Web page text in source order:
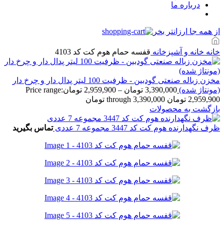
درباره ما
از همه جا ارزانتر بخر
خانه خانه و آشپزخانه قفسه حمام هوم کت کد 4103
مخزن زباله صنعتی گودبین - ظرفیت 100 لیتر پدال دار و چرخ دار
(مونتاژ شده) 3,390,000 تومان –
2,959,900 تومانPrice range:
2,959,900 تومان through 3,390,000 تومان
بازگشت به محصولات
ظرف نگهدارنده هوم کت کد 3447 مجموعه 7 عددی تماس بگیرید